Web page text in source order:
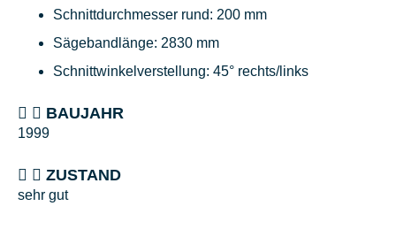
Schnittdurchmesser rund: 200 mm
Sägebandlänge: 2830 mm
Schnittwinkelverstellung: 45° rechts/links
BAUJAHR
1999
ZUSTAND
sehr gut